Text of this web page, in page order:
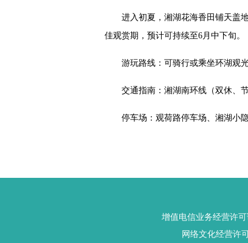
进入初夏，湘湖花海香田铺天盖
佳观赏期，预计可持续至6月中下旬。
游玩路线：可骑行或乘坐环湖观
交通指南：湘湖南环线（双休、
停车场：观荷路停车场、湘湖小
增值电信业务经营许
网络文化经营许